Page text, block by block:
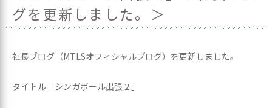
グを更新しました。＞
社長ブログ（MTLSオフィシャルブログ）を更新しました。
タイトル「シンガポール出張２」